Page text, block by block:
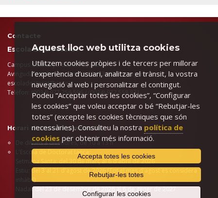
Contacte
Escola de Doctorat
Campus Catalunya. Edifici A2, planta 1
Avinguda Catalunya, número 35 (43002) Tarragona
​escoladoctorat@urv.cat
Telèfon: (0034) 977 256 596 / (0034) 977 558 831
Horari d'atenció presencial
De dilluns a divendres, de 10 a 13 h
L'Escola de Doctorat tanca:
Setmana Santa: del 30 de març al 6 d'abril de 2026
Estiu: del 3 al 21 d'agost de 2026 (Tot el mes d'agost es considera
inhàbil)
Nadal: del 23 de desembre de 2026 al 6 de gener de 2027
Aquest lloc web utilitza cookies
Utilitzem cookies pròpies i de tercers per millorar
l’experiència d’usuari, analitzar el trànsit, la vostra
navegació al web i personalitzar el contingut.
Podeu “Acceptar totes les cookies”, “Configurar
les cookies” que voleu acceptar o bé “Rebutjar-les
totes” (excepte les cookies tècniques que són
necessàries). Consulteu la nostra política de
cookies per obtenir més informació.
Accepta totes les cookies
Rebutjar-les totes
Configurar les cookies